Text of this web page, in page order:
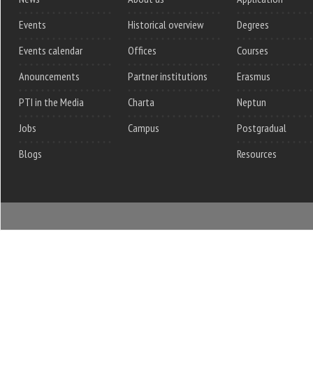
Events
Events calendar
Anouncements
PTI in the Media
Jobs
Blogs
Historical overview
Offices
Partner institutions
Charta
Campus
Degrees
Courses
Erasmus
Neptun
Postgradual
Resources